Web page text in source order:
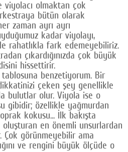
viyolacı olmaktan çok
bütün olarak
zaman ayrı ayrı
kadar viyolayı,
rahatlıkla fark edemeyebiliriz.
çıkardığınızda çok büyük
hissettirir.
benzetiyorum. Bir
çeken şey genellikle
bulutlar olur. Viyola ise o
gibidir; özellikle yağmurdan
kokusu... İlk bakışta
en önemli unsurlardan
görünmeyebilir ama
ve rengini büyük ölçüde o